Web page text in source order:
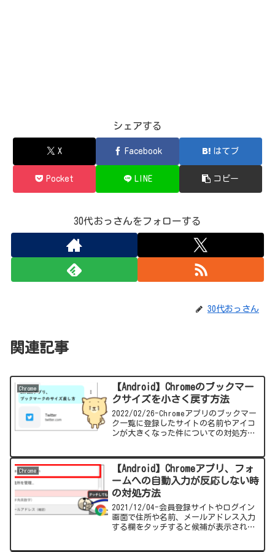
シェアする
X Facebook はてブ
Pocket LINE コピー
30代おっさんをフォローする
30代おっさん
関連記事
Chrome
【Android】Chromeのブックマー
クサイズを小さく戻す方法
2022/02/26-Chromeアプリのブックマー
ク一覧に登録したサイトの名前やアイコ
ンが大きくなった件についての対処方法
Chrome
【Android】Chromeアプリ、フォ
ームへの自動入力が反応しない時
の対処方法
2021/12/04-会員登録サイトやログイン
画面で住所や名前、メールアドレス入力
する欄をタッチすると候補が表示される